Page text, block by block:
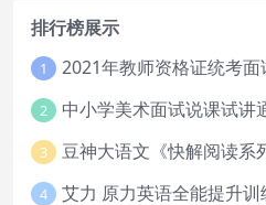
排行榜展示
1
2
3 豆神大语文《快解阅读系
4 艾力 原力英语全能提升